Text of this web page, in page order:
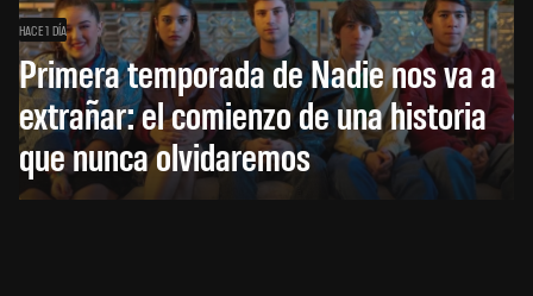
HACE 1 DÍA
Primera temporada de Nadie nos va a
extrañar: el comienzo de una historia
que nunca olvidaremos